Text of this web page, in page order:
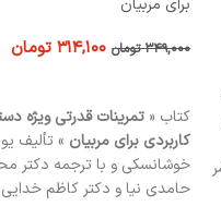
افزودن به سبد خرید
مربیان بدنسازی، ورزشکاران
دانشجویان علوم ورزشی، و
اصول علمی رشد عضله مناسب
کتاب، راهنمایی جامع برای درک